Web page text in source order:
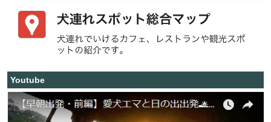
Youtube